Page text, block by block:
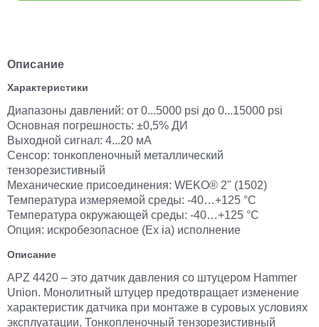
Описание
Характеристики
Диапазоны давлений: от 0...5000 psi до 0...15000 psi
Основная погрешность: ±0,5% ДИ
Выходной сигнал: 4...20 мА
Сенсор: тонкопленочный металлический
тензорезистивный
Механические присоединения: WEKO® 2" (1502)
Температура измеряемой среды: -40…+125 °C
Температура окружающей среды: -40…+125 °C
Опция: искробезопасное (Ex ia) исполнение
Описание
APZ 4420 – это датчик давления со штуцером Hammer
Union. Монолитный штуцер предотвращает изменение
характеристик датчика при монтаже в суровых условиях
эксплуатации. Тонкопленочный тензорезистивный